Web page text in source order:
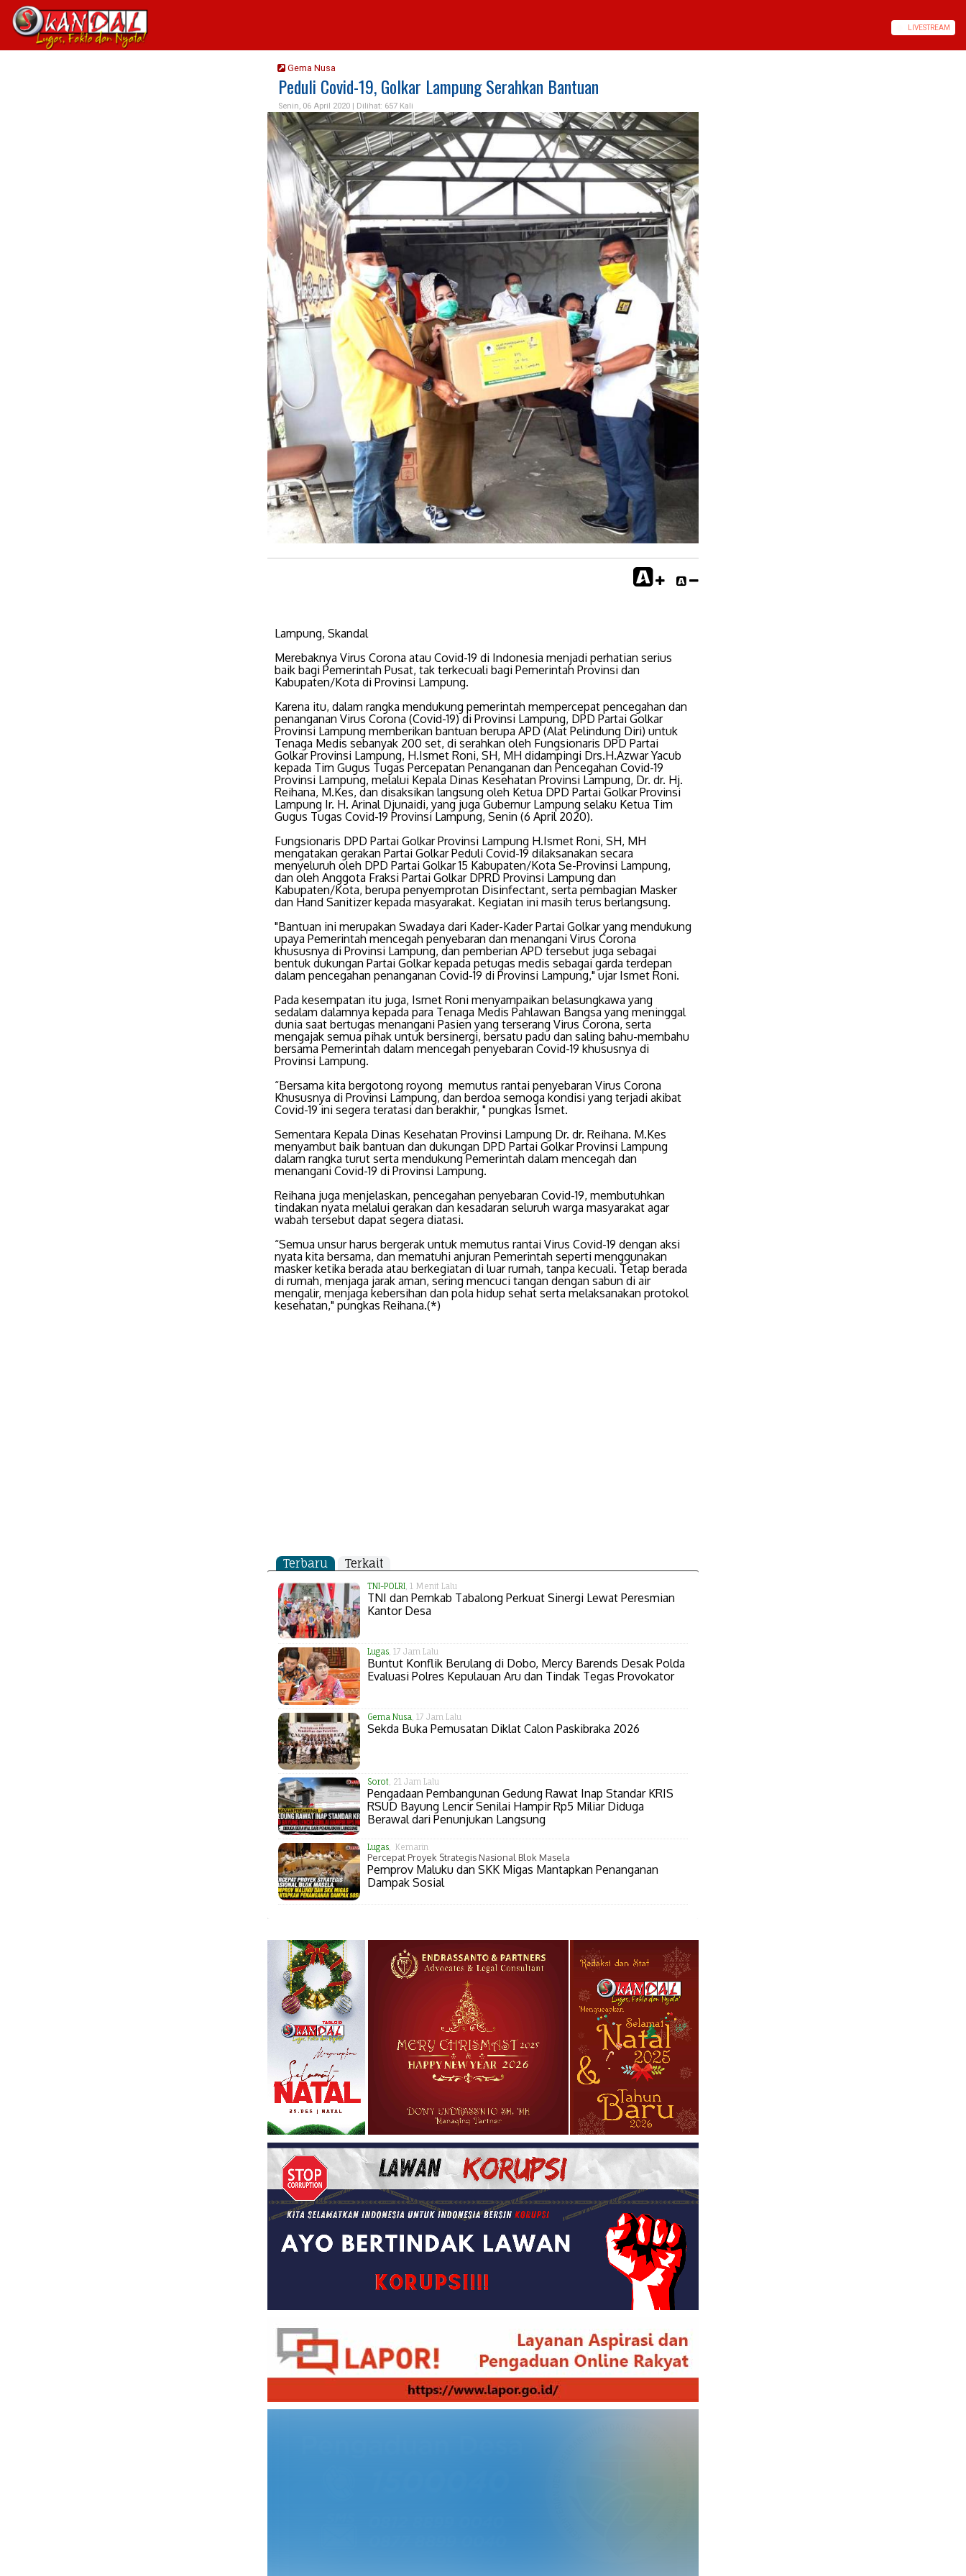
LIVESTREAM
Gema Nusa
Peduli Covid-19, Golkar Lampung Serahkan Bantuan
Senin, 06 April 2020 | Dilihat: 657 Kali
Lampung, Skandal
Merebaknya Virus Corona atau Covid-19 di Indonesia menjadi perhatian serius
baik bagi Pemerintah Pusat, tak terkecuali bagi Pemerintah Provinsi dan
Kabupaten/Kota di Provinsi Lampung.
Karena itu, dalam rangka mendukung pemerintah mempercepat pencegahan dan
penanganan Virus Corona (Covid-19) di Provinsi Lampung, DPD Partai Golkar
Provinsi Lampung memberikan bantuan berupa APD (Alat Pelindung Diri) untuk
Tenaga Medis sebanyak 200 set, di serahkan oleh Fungsionaris DPD Partai
Golkar Provinsi Lampung, H.Ismet Roni, SH, MH didampingi Drs.H.Azwar Yacub
kepada Tim Gugus Tugas Percepatan Penanganan dan Pencegahan Covid-19
Provinsi Lampung, melalui Kepala Dinas Kesehatan Provinsi Lampung, Dr. dr. Hj.
Reihana, M.Kes, dan disaksikan langsung oleh Ketua DPD Partai Golkar Provinsi
Lampung Ir. H. Arinal Djunaidi, yang juga Gubernur Lampung selaku Ketua Tim
Gugus Tugas Covid-19 Provinsi Lampung, Senin (6 April 2020).
Fungsionaris DPD Partai Golkar Provinsi Lampung H.Ismet Roni, SH, MH
mengatakan gerakan Partai Golkar Peduli Covid-19 dilaksanakan secara
menyeluruh oleh DPD Partai Golkar 15 Kabupaten/Kota Se-Provinsi Lampung,
dan oleh Anggota Fraksi Partai Golkar DPRD Provinsi Lampung dan
Kabupaten/Kota, berupa penyemprotan Disinfectant, serta pembagian Masker
dan Hand Sanitizer kepada masyarakat. Kegiatan ini masih terus berlangsung.
"Bantuan ini merupakan Swadaya dari Kader-Kader Partai Golkar yang mendukung
upaya Pemerintah mencegah penyebaran dan menangani Virus Corona
khususnya di Provinsi Lampung, dan pemberian APD tersebut juga sebagai
bentuk dukungan Partai Golkar kepada petugas medis sebagai garda terdepan
dalam pencegahan penanganan Covid-19 di Provinsi Lampung," ujar Ismet Roni.
Pada kesempatan itu juga, Ismet Roni menyampaikan belasungkawa yang
sedalam dalamnya kepada para Tenaga Medis Pahlawan Bangsa yang meninggal
dunia saat bertugas menangani Pasien yang terserang Virus Corona, serta
mengajak semua pihak untuk bersinergi, bersatu padu dan saling bahu-membahu
bersama Pemerintah dalam mencegah penyebaran Covid-19 khususnya di
Provinsi Lampung.
“Bersama kita bergotong royong memutus rantai penyebaran Virus Corona
Khususnya di Provinsi Lampung, dan berdoa semoga kondisi yang terjadi akibat
Covid-19 ini segera teratasi dan berakhir, " pungkas Ismet.
Sementara Kepala Dinas Kesehatan Provinsi Lampung Dr. dr. Reihana. M.Kes
menyambut baik bantuan dan dukungan DPD Partai Golkar Provinsi Lampung
dalam rangka turut serta mendukung Pemerintah dalam mencegah dan
menangani Covid-19 di Provinsi Lampung.
Reihana juga menjelaskan, pencegahan penyebaran Covid-19, membutuhkan
tindakan nyata melalui gerakan dan kesadaran seluruh warga masyarakat agar
wabah tersebut dapat segera diatasi.
“Semua unsur harus bergerak untuk memutus rantai Virus Covid-19 dengan aksi
nyata kita bersama, dan mematuhi anjuran Pemerintah seperti menggunakan
masker ketika berada atau berkegiatan di luar rumah, tanpa kecuali. Tetap berada
di rumah, menjaga jarak aman, sering mencuci tangan dengan sabun di air
mengalir, menjaga kebersihan dan pola hidup sehat serta melaksanakan protokol
kesehatan," pungkas Reihana.(*)
Terbaru Terkait
TNI-POLRI, 1 Menit Lalu
TNI dan Pemkab Tabalong Perkuat Sinergi Lewat Peresmian
Kantor Desa
Lugas , 17 Jam Lalu
Buntut Konflik Berulang di Dobo, Mercy Barends Desak Polda
Evaluasi Polres Kepulauan Aru dan Tindak Tegas Provokator
Gema Nusa , 17 Jam Lalu
Sekda Buka Pemusatan Diklat Calon Paskibraka 2026
Sorot, 21 Jam Lalu
Pengadaan Pembangunan Gedung Rawat Inap Standar KRIS
RSUD Bayung Lencir Senilai Hampir Rp5 Miliar Diduga
Berawal dari Penunjukan Langsung
Lugas, Kemarin
Percepat Proyek Strategis Nasional Blok Masela
Pemprov Maluku dan SKK Migas Mantapkan Penanganan
Dampak Sosial